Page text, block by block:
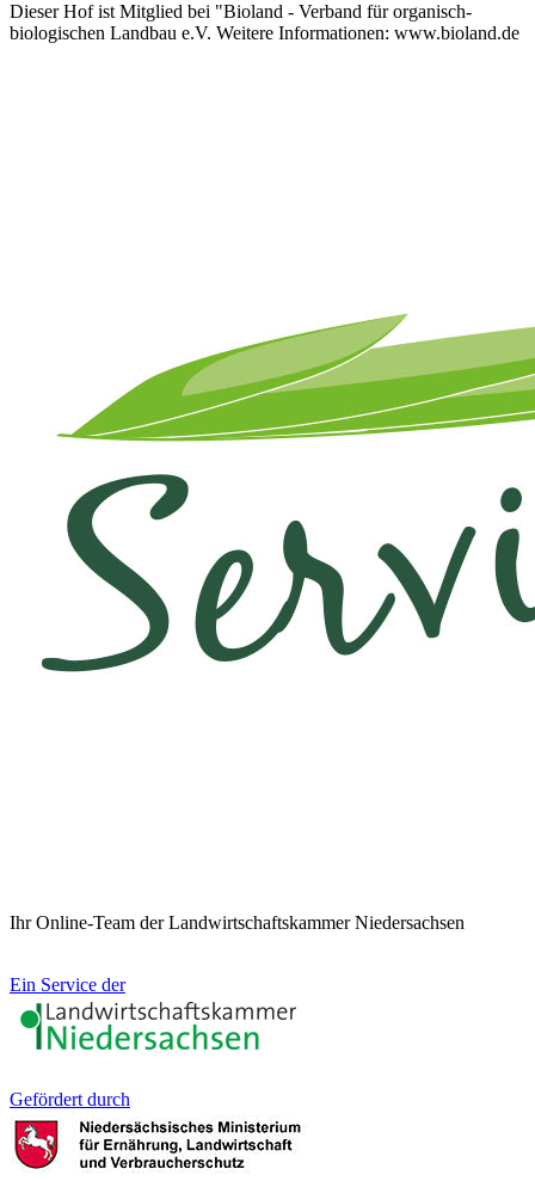
Dieser Hof ist Mitglied bei "Bioland - Verband für organisch-
biologischen Landbau e.V. Weitere Informationen: www.bioland.de
Ihr Online-Team der Landwirtschaftskammer Niedersachsen
Ein Service der
Gefördert durch